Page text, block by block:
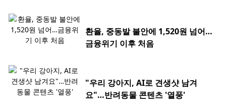
환율, 중동발 불안에 1,520원 넘어…
금융위기 이후 처음
"우리 강아지, AI로 견생샷 남겨
요"…반려동물 콘텐츠 '열풍'